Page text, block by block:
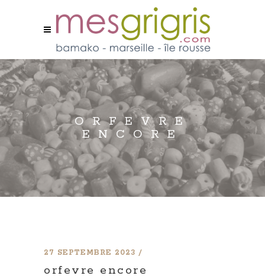
ORFEVRE
ENCORE
27 SEPTEMBRE 2023
orfevre encore